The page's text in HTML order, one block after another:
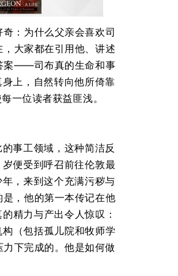
：为什么父亲会喜欢司
大家都在引用他、讲述
案——司布真的生命和事
上，自然转向他所倚靠
一位读者获益匪浅。
事工领域，这种简洁反
便受到呼召前往伦敦最
，来到这个充满污秽与
，他的第一本传记在他
精力与产出令人惊叹：
（包括孤儿院和牧师学
下完成的。他是如何做